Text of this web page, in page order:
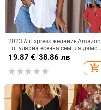
2023 AliExpress желание Amazon
популярна есенна семпла дамска
риза с дълъг ръкав и V-образно
деколте с копчета дамска риза
19.87 €/38.86 лв
add_shopping_cart